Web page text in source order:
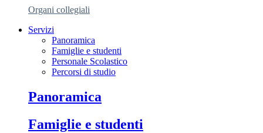
Organi collegiali
Servizi
Panoramica
Famiglie e studenti
Personale Scolastico
Percorsi di studio
Panoramica
Famiglie e studenti